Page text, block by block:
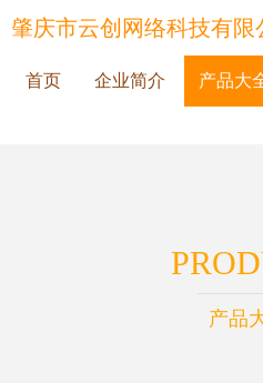
肇庆市云创网络科技有限
首页 企业简介 产品大
产品